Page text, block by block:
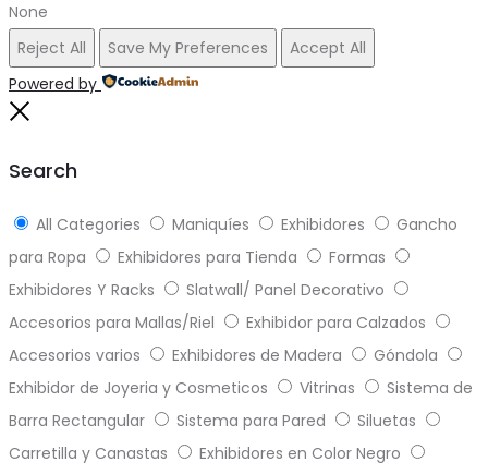
None
Reject All
Save My Preferences
Accept All
Powered by
Search
All Categories Maniquíes Exhibidores
Gancho
para Ropa
Exhibidores para Tienda
Formas
Exhibidores Y Racks
Slatwall/ Panel Decorativo
Accesorios para Mallas/Riel
Exhibidor para Calzados
Accesorios varios
Exhibidores de Madera
Góndola
Exhibidor de Joyeria y Cosmeticos
Vitrinas
Sistema de
Barra Rectangular
Sistema para Pared
Siluetas
Carretilla y Canastas
Exhibidores en Color Negro